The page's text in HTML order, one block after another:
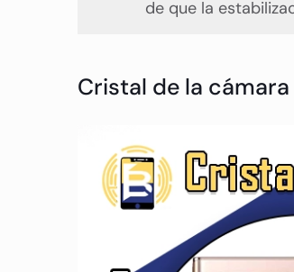
de que la
Cristal de la